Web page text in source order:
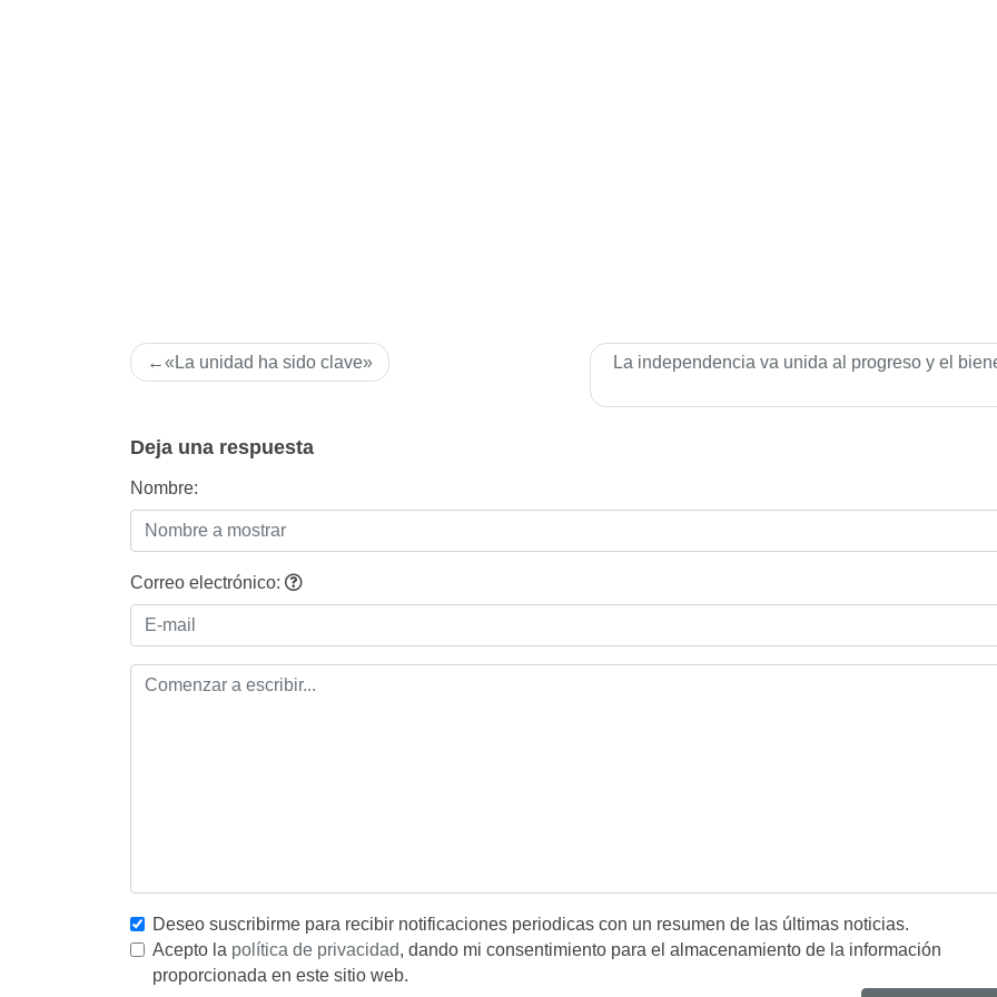
Navegación
de
«La unidad ha sido clave» La independencia va unida al progreso y el
Deja una respuesta
Nombre:
Correo electrónico:
Deseo suscribirme para recibir notificaciones periodicas con un resumen de las últimas noticias.
Acepto la política de privacidad, dando mi consentimiento para el almacenamiento de la información
proporcionada en este sitio web.